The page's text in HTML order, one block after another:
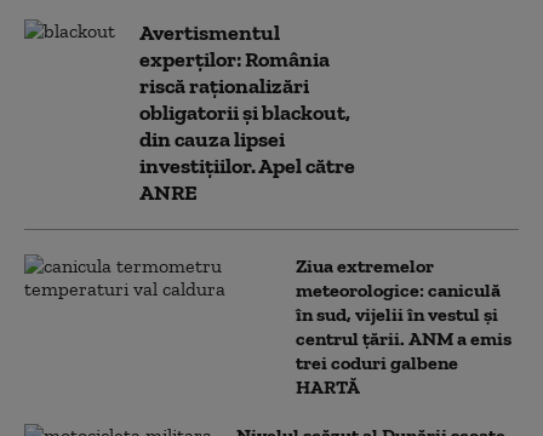
Avertismentul
experților: România
riscă raționalizări
obligatorii și blackout,
din cauza lipsei
investițiilor. Apel către
ANRE
Ziua extremelor
meteorologice: caniculă
în sud, vijelii în vestul și
centrul țării. ANM a emis
trei coduri galbene
HARTĂ